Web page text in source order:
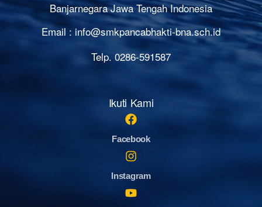
Banjarnegara Jawa Tengah Indonesia
Email : info@smkpancabhakti-bna.sch.id
Telp. 0286-591587
Ikuti Kami
Facebook
Instagram